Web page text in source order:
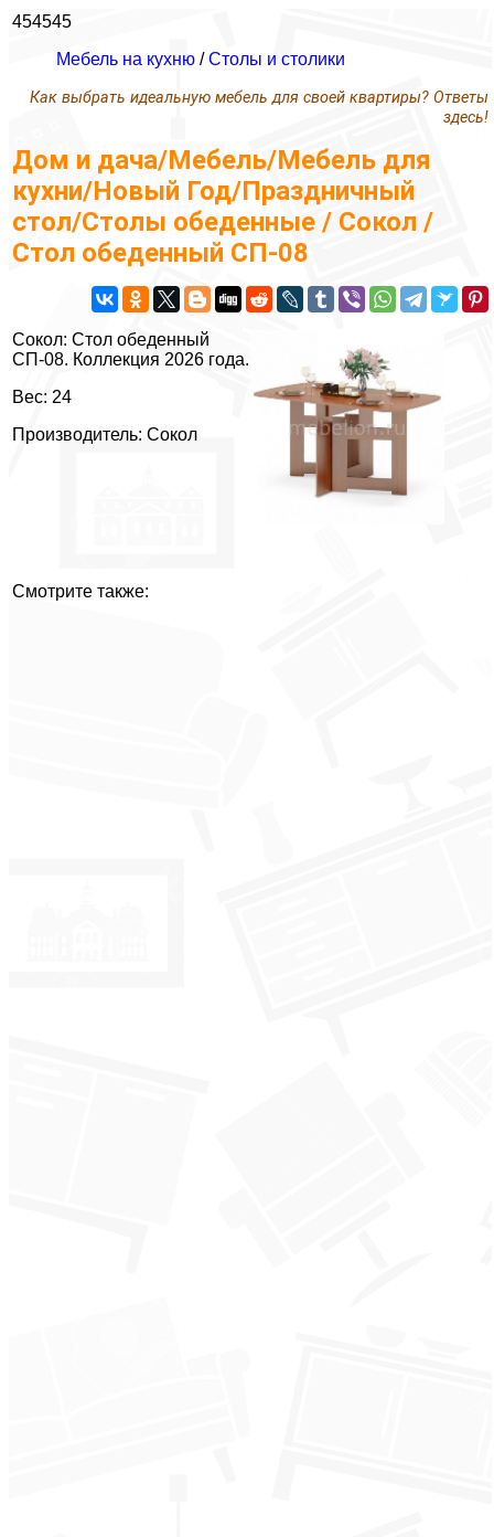
454545
Мебель на кухню /Столы и столики
Как выбрать идеальную мебель для своей квартиры? Ответы
здесь!
Дом и дача/Мебель/Мебель для
кухни/Новый Год/Праздничный
стол/Столы обеденные / Сокол /
Стол обеденный СП-08
Сокол: Стол обеденный
СП-08. Коллекция 2026 года.
Вес: 24
Производитель: Сокол
Смотрите также: